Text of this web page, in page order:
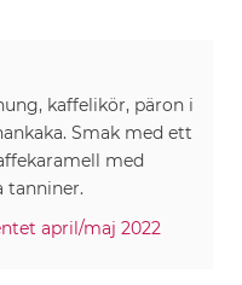
kaffelikör, päron i
Smak med ett
med
tanniner.
april/maj 2022